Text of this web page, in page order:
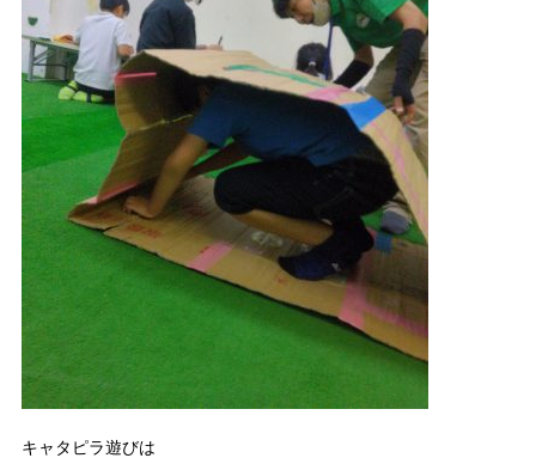
キャタピラ遊びは